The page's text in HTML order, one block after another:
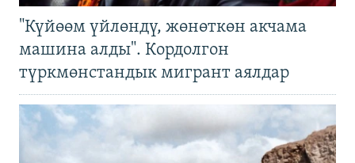
"Күйөөм үйлөндү, жөнөткөн акчама
машина алды". Кордолгон
түркмөнстандык мигрант аялдар